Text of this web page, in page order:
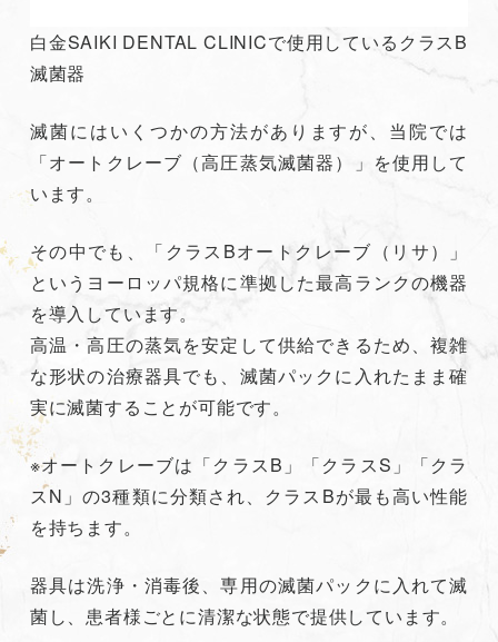
白金SAIKI DENTAL CLINICで使用しているクラスB
滅菌器
滅菌にはいくつかの方法がありますが、当院では
「オートクレーブ（高圧蒸気滅菌器）」を使用して
います。
その中でも、「クラスBオートクレーブ（リサ）」
というヨーロッパ規格に準拠した最高ランクの機器
を導入しています。
高温・高圧の蒸気を安定して供給できるため、複雑
な形状の治療器具でも、滅菌パックに入れたまま確
実に滅菌することが可能です。
※オートクレーブは「クラスB」「クラスS」「クラ
スN」の3種類に分類され、クラスBが最も高い性能
を持ちます。
器具は洗浄・消毒後、専用の滅菌パックに入れて滅
菌し、患者様ごとに清潔な状態で提供しています。